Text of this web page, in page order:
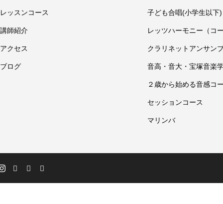
レッスンコース
講師紹介
アクセス
ブログ
子ども合唱(小学生以下)
レッツハーモニー（コ
クラリネットアンサン
音高・音大・宝塚音楽
２歳から始める音感コ
セッションコース
マリンバ